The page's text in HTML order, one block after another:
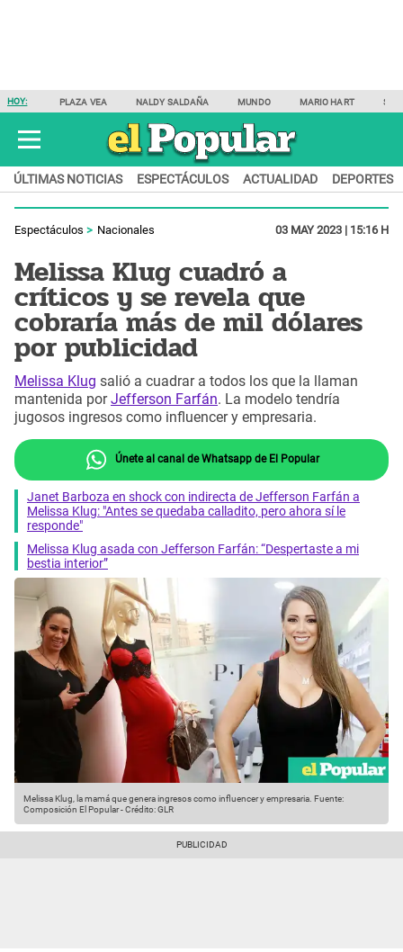
HOY: PLAZA VEA NALDY SALDAÑA MUNDO MARIO HART
ÚLTIMAS NOTICIAS ESPECTÁCULOS ACTUALIDAD DEPORTES
Espectáculos Nacionales 03 MAY 2023 | 15:16 H
Melissa Klug cuadró a
críticos y se revela que
cobraría más de mil dólares
por publicidad
Melissa Klug salió a cuadrar a todos los que la llaman
mantenida porJefferson Farfán. La modelo tendría
jugosos ingresos como influencer y empresaria.
Únete al canal de Whatsapp de El Popular
Janet Barboza en shock con indirecta de Jefferson Farfán a
Melissa Klug: "Antes se quedaba calladito, pero ahora sí le
responde"
Melissa Klug asada con Jefferson Farfán: “Despertaste a mi
bestia interior”
Melissa Klug, la mamá que genera ingresos como influencer y empresaria. Fuente:
Composición El Popular-Crédito: GLR